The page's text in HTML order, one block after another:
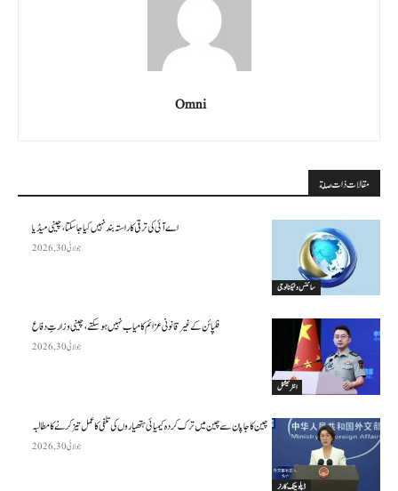
Omni
مقالات ذات صلة
سائنس وٹیکنالوجی
اے آئی کی ترقی کا راستہ بند نہیں کیا جا سکتا، چینی میڈیا
جولائی 30, 2026
انٹرنیشنل
فلپائن کے غیر قانونی عزائم کامیاب نہیں ہو سکتے ، چینی وزارتِ دفاع
جولائی 30, 2026
ڈپلومیٹک کارنر
چین کا جاپان سے چین میں ترک کردہ کیمیائی ہتھیاروں کی تلفی کا عمل تیز کرنے کا مطالبہ
جولائی 30, 2026